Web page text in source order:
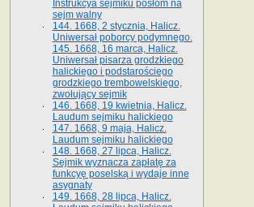
Instrukcya sejmiku posłom na
sejm walny
144. 1668, 2 stycznia, Halicz.
Uniwersał poborcy podymnego.
145. 1668, 16 marca, Halicz.
Uniwersał pisarza grodzkiego
halickiego i podstarościego
grodzkiego trembowelskiego,
zwołujący sejmik
146. 1668, 19 kwietnia, Halicz.
Laudum sejmiku halickiego
147. 1668, 9 maja, Halicz.
Laudum sejmiku halickiego
148. 1668, 27 lipca, Halicz.
Sejmik wyznacza zapłatę za
funkcyę poselską i wydaje inne
asygnaty
149. 1668, 28 lipca, Halicz.